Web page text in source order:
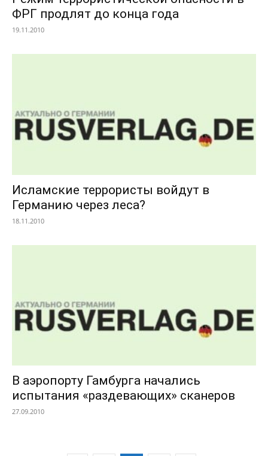
ФРГ продлят до конца года
19.11.2010
Исламские террористы войдут в
Германию через леса?
18.11.2010
В аэропорту Гамбурга начались
испытания «раздевающих» сканеров
27.09.2010